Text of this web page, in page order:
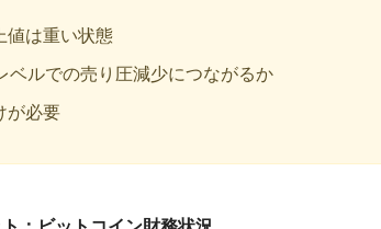
値は重い状態
ベルでの売り圧減少につながるか
が必要